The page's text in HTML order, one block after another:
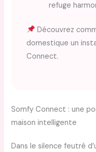
refuge
Découvrez
domestique un
Connect.
Somfy Connect : une
maison intelligente
Dans le silence feutré